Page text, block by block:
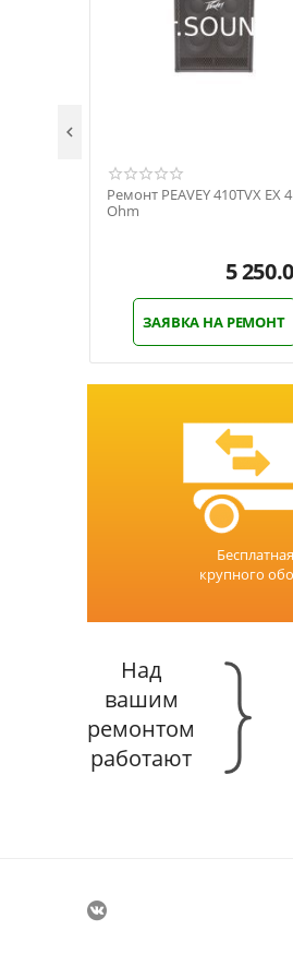
Ремонт PEAVEY 410TVX EX 4
Ohm
5
ЗАЯВКА НА РЕМОНТ

крупного
Над
вашим
ремонтом
работают